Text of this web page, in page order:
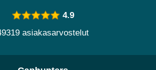
4.9
asiakasarvostelut